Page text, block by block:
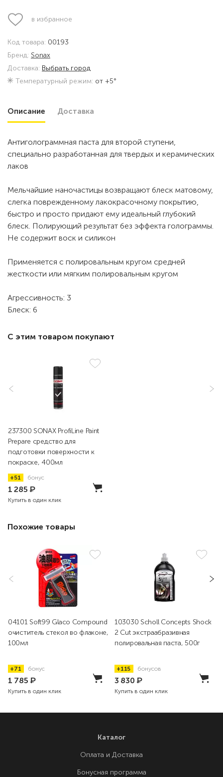
в избранное
Код товара: 00193
Бренд: Sonax
Доставка: Выбрать город
Температурный режим: от +5°
Описание Доставка
Антиголограммная паста для второй ступени,
специально разработанная для твердых и керамических
лаков
Мельчайшие наночастицы возвращают блеск матовому,
слегка поврежденному лакокрасочному покрытию,
быстро и просто придают ему идеальный глубокий
блеск. Полирующий результат без эффекта голограммы.
Не содержит воск и силикон
Применяется с полировальным кругом средней
жесткости или мягким полировальным кругом
Агрессивность: 3
Блеск: 6
С этим товаром покупают
237300 SONAX ProfiLine Paint
Prepare cредство для
подготовки поверхности к
покраске, 400мл
+51 бонус
1 285₽
Купить в один клик
Похожие товары
04101 Soft99 Glaco Compound
очиститель стекол во флаконе,
100мл
+71 бонус
1 785₽
Купить в один клик
103030 Scholl Concepts Shock
2 Cut экстраабразивная
полировальная паста, 500г
+115 бонусов
3 830₽
Купить в один клик
Каталог
Оплата и Доставка
Бонусная программа